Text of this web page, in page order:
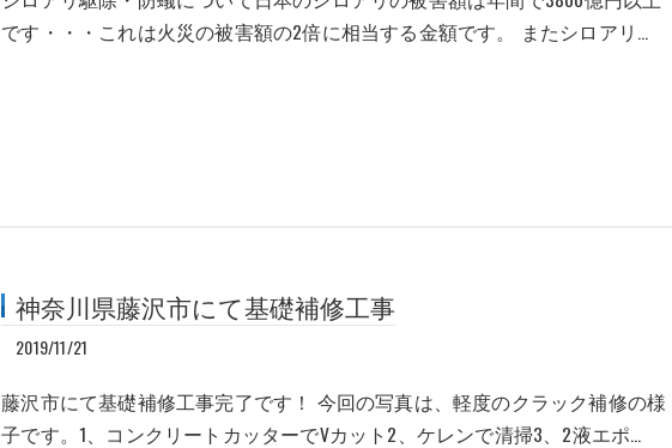
です・・・これは火災の被害額の2倍に相当する金額です。 またシロアリ…
神奈川県藤沢市にて基礎補修工事
2019/11/21
藤沢市にて基礎補修工事完了です！ 今回の写真は、軽度のクラック補修の様
子です。1、コンクリートカッターでVカット2、ケレンで清掃3、2液エポ…